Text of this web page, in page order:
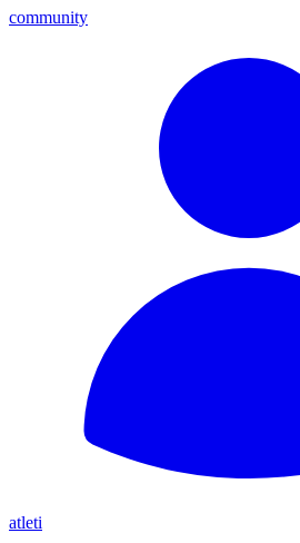
community
atleti